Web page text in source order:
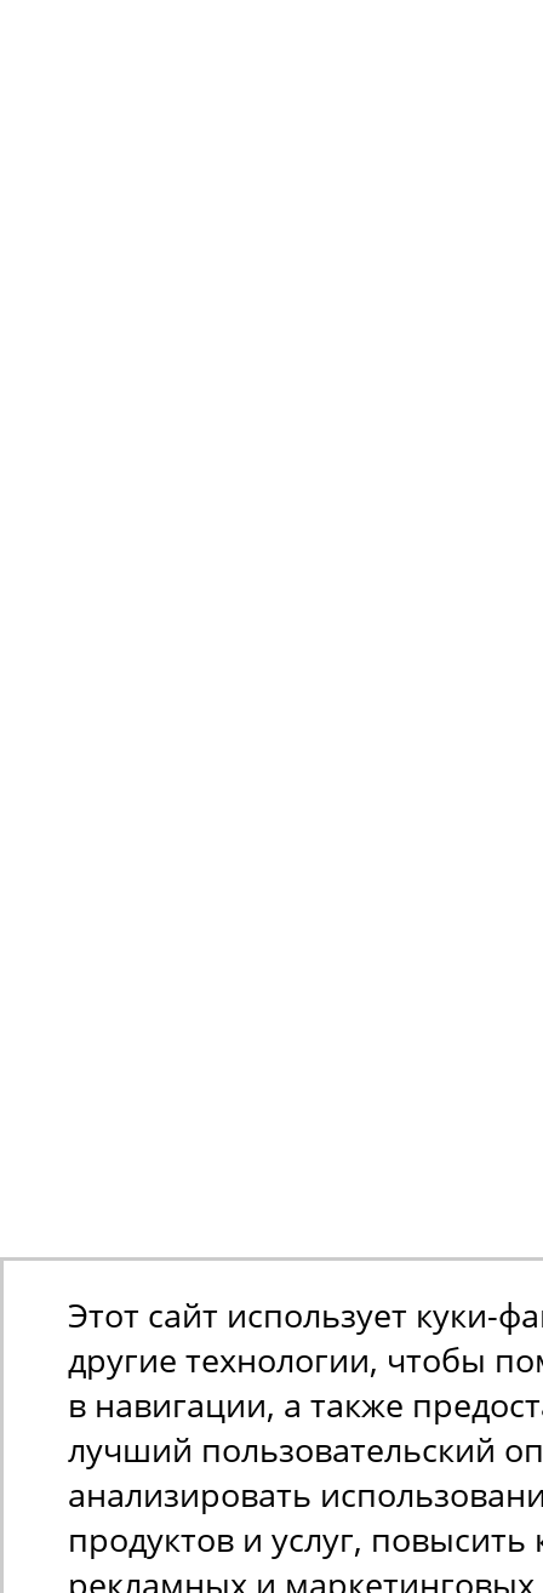
Этот сайт использует куки-
другие технологии, чтобы
в навигации, а также
лучший пользовательский
анализировать
продуктов и услуг, повысить